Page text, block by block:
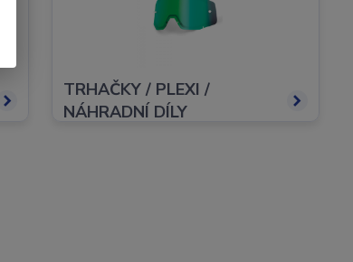
TRHAČKY / PLEXI /
NÁHRADNÍ DÍLY